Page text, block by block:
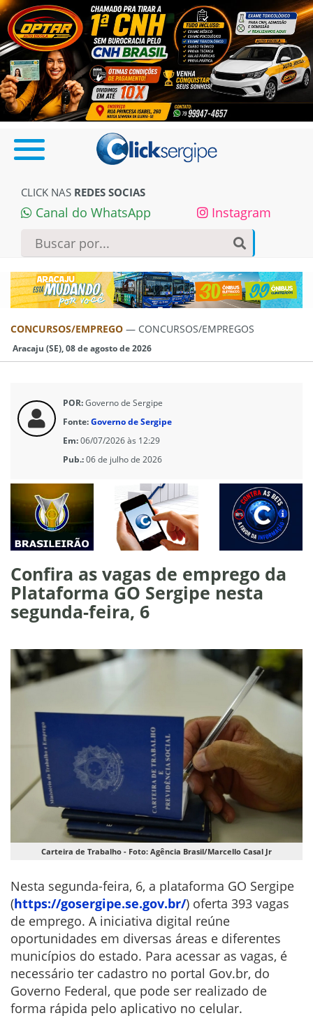
CLICK NAS REDES SOCIAS
Canal do WhatsApp Instagram
CONCURSOS/EMPREGO — CONCURSOS/EMPREGOS
Aracaju (SE), 08 de agosto de 2026
POR:Governo de Sergipe
Fonte:Governo de Sergipe
Em:06/07/2026 às 12:29
Pub.:06 de julho de 2026
Confira as vagas de emprego da
Plataforma GO Sergipe nesta
segunda-feira, 6
Carteira de Trabalho - Foto: Agência Brasil/Marcello Casal Jr
Nesta segunda-feira, 6, a plataforma GO Sergipe
(https://gosergipe.se.gov.br/) oferta 393 vagas
de emprego. A iniciativa digital reúne
oportunidades em diversas áreas e diferentes
municípios do estado. Para acessar as vagas, é
necessário ter cadastro no portal Gov.br, do
Governo Federal, que pode ser realizado de
forma rápida pelo aplicativo no celular.